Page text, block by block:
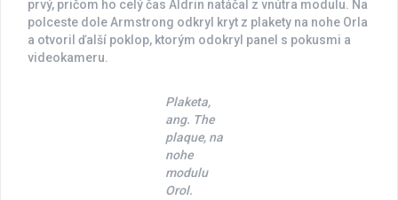
prvý, pričom ho celý čas Aldrin natáčal z vnútra modulu. Na
polceste dole Armstrong odkryl kryt z plakety na nohe Orla
a otvoril ďalší poklop, ktorým odokryl panel s pokusmi a
videokameru.
Plaketa,
ang. The
plaque, na
nohe
modulu
Orol.